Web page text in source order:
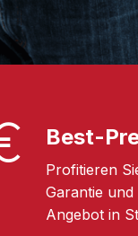
Best-
Profitieren
Garantie und
Angebot in